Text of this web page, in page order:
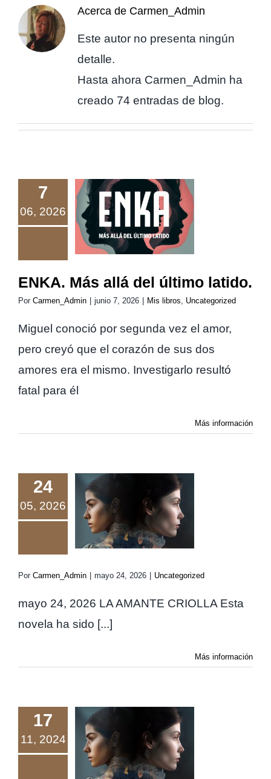
Acerca de Carmen_Admin
Este autor no presenta ningún
detalle.
Hasta ahora Carmen_Admin ha
creado 74 entradas de blog.
7
06, 2026
ENKA. Más
allá del último
latido.
ENKA. Más allá del último latido.
Por Carmen_Admin junio 7, 2026 Mis libros, Uncategorized
Miguel conoció por segunda vez el amor,
pero creyó que el corazón de sus dos
amores era el mismo. Investigarlo resultó
fatal para él
Más información
24
05, 2026
Por Carmen_Admin mayo 24, 2026 Uncategorized
mayo 24, 2026 LA AMANTE CRIOLLA Esta
novela ha sido [...]
Más información
17
11, 2024
Curiosidades
de mis últimas
tres novelas.